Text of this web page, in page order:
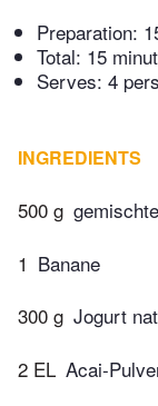
Preparation:
Total: 15
Serves: 4
INGREDIENTS
500 g
1 Banane
300 g Jogurt
2 EL Acai-